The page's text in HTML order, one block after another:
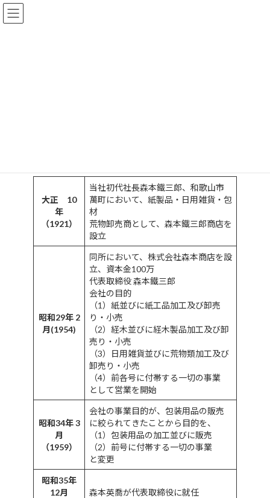
コ
ン
ナ
ビ
大正 10
年
（1921）
当社初代社長森本鐵三郎、和歌山市
萬町において、紙製品・日用雑貨・包
材
荒物卸売商として、森本鐵三郎商店を
設立
昭和29年 2
月(1954)
同所において、株式会社森本商店を設
立、資本金100万
代表取締役 森本鐵三郎
会社の目的
（1）紙並びに紙工品加工及び卸売
り・小売
（2）経木並びに経木製品加工及び卸
売り・小売
（3）日用雑貨並びに荒物類加工及び
卸売り・小売
（4）前各号に付帯する一切の事業
として営業を開始
昭和34年 3
月
（1959）
会社の事業目的が、包装用品の販売
に絞られてきたことから目的を、
（1）包装用品の加工並びに販売
（2）前号に付帯する一切の事業
と変更
昭和35年
12月
森本英喬が代表取締役に就任